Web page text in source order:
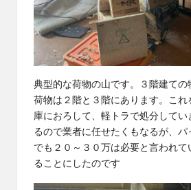
典型的な荷物の山です。３階建ての
荷物は２階と３階にあります。これ
庫におろして、軽トラで処分してい
るので業者に任せたくもなるが、パ
でも２０～３０万は必要と言われ
ることにしたのです